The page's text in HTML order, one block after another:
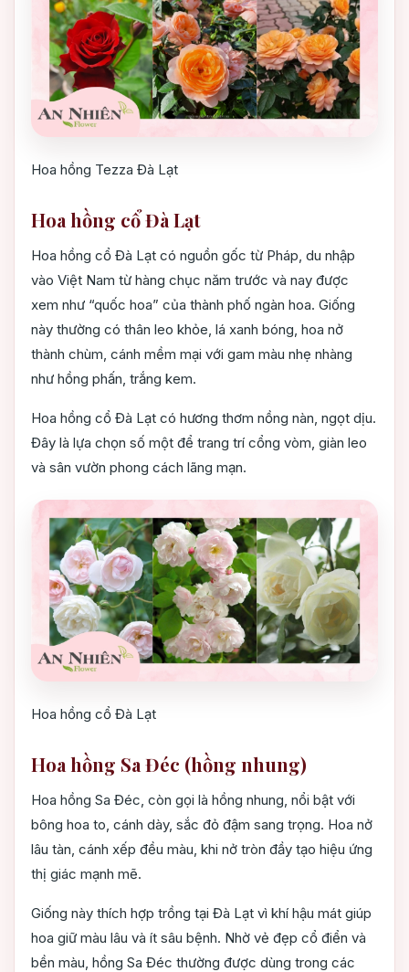
Hoa hồng Tezza Đà Lạt
Hoa hồng cổ Đà Lạt
Hoa hồng cổ Đà Lạt có nguồn gốc từ Pháp, du nhập
vào Việt Nam từ hàng chục năm trước và nay được
xem như “quốc hoa” của thành phố ngàn hoa. Giống
này thường có thân leo khỏe, lá xanh bóng, hoa nở
thành chùm, cánh mềm mại với gam màu nhẹ nhàng
như hồng phấn, trắng kem.
Hoa hồng cổ Đà Lạt có hương thơm nồng nàn, ngọt dịu.
Đây là lựa chọn số một để trang trí cổng vòm, giàn leo
và sân vườn phong cách lãng mạn.
Hoa hồng cổ Đà Lạt
Hoa hồng Sa Đéc (hồng nhung)
Hoa hồng Sa Đéc, còn gọi là hồng nhung, nổi bật với
bông hoa to, cánh dày, sắc đỏ đậm sang trọng. Hoa nở
lâu tàn, cánh xếp đều màu, khi nở tròn đầy tạo hiệu ứng
thị giác mạnh mẽ.
Giống này thích hợp trồng tại Đà Lạt vì khí hậu mát giúp
hoa giữ màu lâu và ít sâu bệnh. Nhờ vẻ đẹp cổ điển và
bền màu, hồng Sa Đéc thường được dùng trong các